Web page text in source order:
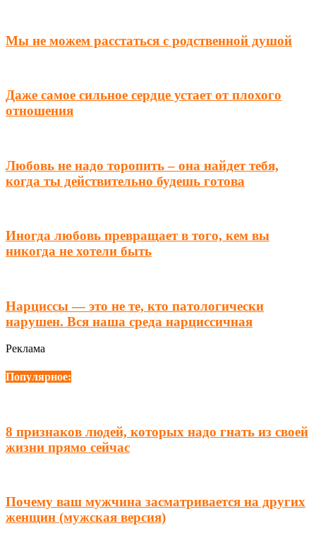
Мы не можем расстаться с родственной душой
Даже самое сильное сердце устает от плохого
отношения
Любовь не надо торопить – она найдет тебя,
когда ты действительно будешь готова
Иногда любовь превращает в того, кем вы
никогда не хотели быть
Нарциссы — это не те, кто патологически
нарушен. Вся наша среда нарциссичная
Реклама
Популярное:
8 признаков людей, которых надо гнать из своей
жизни прямо сейчас
Почему ваш мужчина засматривается на других
женщин (мужская версия)